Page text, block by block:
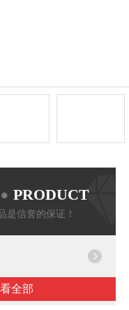
PRODUCT
是信誉的保证！
全部